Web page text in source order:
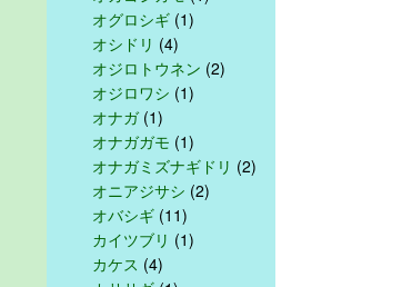
オグロシギ (1)
オシドリ (4)
オジロトウネン (2)
オジロワシ (1)
オナガ(1)
オナガガモ (1)
オナガミズナギドリ (2)
オニアジサシ (2)
オバシギ (11)
カイツブリ (1)
カケス (4)